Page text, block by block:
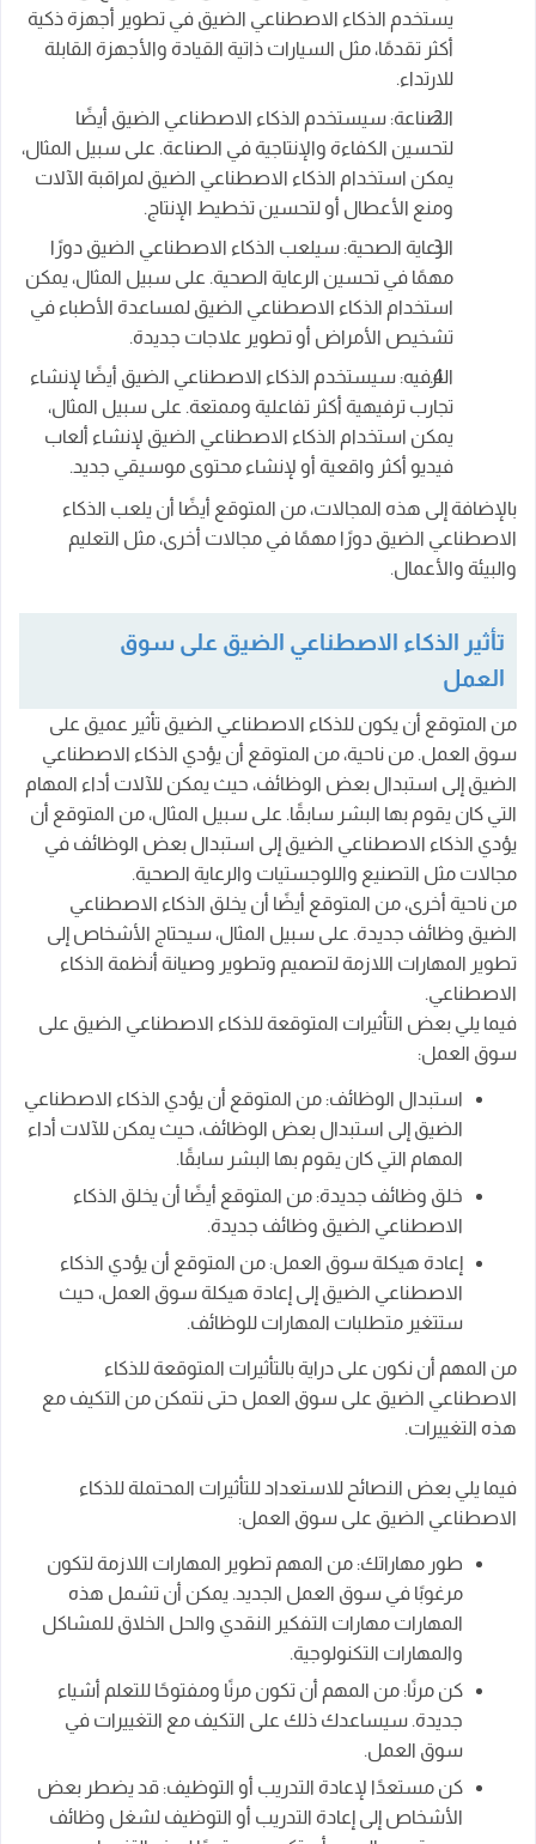
يستخدم الذكاء الاصطناعي الضيق في تطوير أجهزة ذكية
أكثر تقدمًا، مثل السيارات ذاتية القيادة والأجهزة القابلة
للارتداء.
الصناعة: سيستخدم الذكاء الاصطناعي الضيق أيضًا
لتحسين الكفاءة والإنتاجية في الصناعة. على سبيل المثال،
يمكن استخدام الذكاء الاصطناعي الضيق لمراقبة الآلات
ومنع الأعطال أو لتحسين تخطيط الإنتاج.
الرعاية الصحية: سيلعب الذكاء الاصطناعي الضيق دورًا
مهمًا في تحسين الرعاية الصحية. على سبيل المثال، يمكن
استخدام الذكاء الاصطناعي الضيق لمساعدة الأطباء في
تشخيص الأمراض أو تطوير علاجات جديدة.
الترفيه: سيستخدم الذكاء الاصطناعي الضيق أيضًا لإنشاء
تجارب ترفيهية أكثر تفاعلية وممتعة. على سبيل المثال،
يمكن استخدام الذكاء الاصطناعي الضيق لإنشاء ألعاب
فيديو أكثر واقعية أو لإنشاء محتوى موسيقي جديد.
بالإضافة إلى هذه المجالات، من المتوقع أيضًا أن يلعب الذكاء
الاصطناعي الضيق دورًا مهمًا في مجالات أخرى، مثل التعليم
والبيئة والأعمال.
تأثير الذكاء الاصطناعي الضيق على سوق
العمل
من المتوقع أن يكون للذكاء الاصطناعي الضيق تأثير عميق على
سوق العمل. من ناحية، من المتوقع أن يؤدي الذكاء الاصطناعي
الضيق إلى استبدال بعض الوظائف، حيث يمكن للآلات أداء المهام
التي كان يقوم بها البشر سابقًا. على سبيل المثال، من المتوقع أن
يؤدي الذكاء الاصطناعي الضيق إلى استبدال بعض الوظائف في
مجالات مثل التصنيع واللوجستيات والرعاية الصحية.
من ناحية أخرى، من المتوقع أيضًا أن يخلق الذكاء الاصطناعي
الضيق وظائف جديدة. على سبيل المثال، سيحتاج الأشخاص إلى
تطوير المهارات اللازمة لتصميم وتطوير وصيانة أنظمة الذكاء
الاصطناعي.
فيما يلي بعض التأثيرات المتوقعة للذكاء الاصطناعي الضيق على
سوق العمل:
استبدال الوظائف: من المتوقع أن يؤدي الذكاء الاصطناعي
الضيق إلى استبدال بعض الوظائف، حيث يمكن للآلات أداء
المهام التي كان يقوم بها البشر سابقًا.
خلق وظائف جديدة: من المتوقع أيضًا أن يخلق الذكاء
الاصطناعي الضيق وظائف جديدة.
إعادة هيكلة سوق العمل: من المتوقع أن يؤدي الذكاء
الاصطناعي الضيق إلى إعادة هيكلة سوق العمل، حيث
ستتغير متطلبات المهارات للوظائف.
من المهم أن نكون على دراية بالتأثيرات المتوقعة للذكاء
الاصطناعي الضيق على سوق العمل حتى نتمكن من التكيف مع
هذه التغييرات.
فيما يلي بعض النصائح للاستعداد للتأثيرات المحتملة للذكاء
الاصطناعي الضيق على سوق العمل:
طور مهاراتك: من المهم تطوير المهارات اللازمة لتكون
مرغوبًا في سوق العمل الجديد. يمكن أن تشمل هذه
المهارات مهارات التفكير النقدي والحل الخلاق للمشاكل
والمهارات التكنولوجية.
كن مرنًا: من المهم أن تكون مرنًا ومفتوحًا للتعلم أشياء
جديدة. سيساعدك ذلك على التكيف مع التغييرات في
سوق العمل.
كن مستعدًا لإعادة التدريب أو التوظيف: قد يضطر بعض
الأشخاص إلى إعادة التدريب أو التوظيف لشغل وظائف